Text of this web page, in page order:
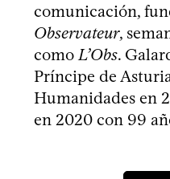
comunicación,
Observateur,
como L’Obs.
Príncipe de
Humanidades en
en 2020 con 99